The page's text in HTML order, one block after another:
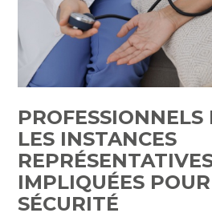
PROFESSIONNELS
LES INSTANCES
IMPLIQUÉES
SÉCURITÉ